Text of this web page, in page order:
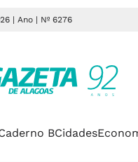
| Ano | Nº 6276
BCidades